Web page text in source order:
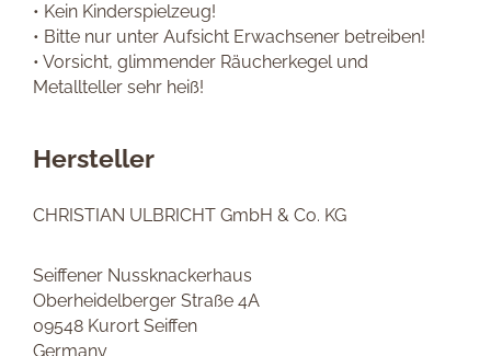
• Kein Kinderspielzeug!
• Bitte nur unter Aufsicht Erwachsener betreiben!
• Vorsicht, glimmender Räucherkegel und
Metallteller sehr heiß!
Hersteller
CHRISTIAN ULBRICHT GmbH & Co. KG
Seiffener Nussknackerhaus
Oberheidelberger Straße 4A
09548 Kurort Seiffen
Germany